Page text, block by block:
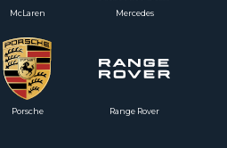
Porsche Range Rover
Mercedes
McLaren